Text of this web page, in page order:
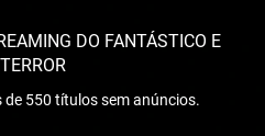
DO FANTÁSTICO E
550 títulos sem anúncios.